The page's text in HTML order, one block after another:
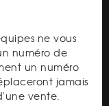
ne vous
numéro de
un numéro
jamais
vente.